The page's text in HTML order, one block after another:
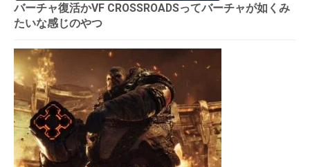
バーチャ復活かVF CROSSROADSってバーチャが如くみ
たいな感じのやつ